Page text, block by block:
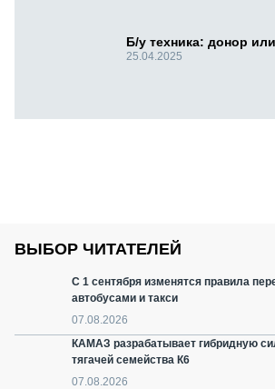
Б/у техника: донор
25.04.2025
ВЫБОР ЧИТАТЕЛЕЙ
С 1 сентября изменятся правила
автобусами и такси
07.08.2026
КАМАЗ разрабатывает гибридную
тягачей семейства К6
07.08.2026